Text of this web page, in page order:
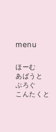
menu
ほーむ
あばうと
ぶろぐ
こんたくと